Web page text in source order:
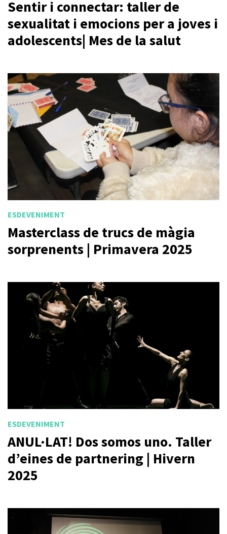
Sentir i connectar: taller de
sexualitat i emocions per a joves i
adolescents| Mes de la salut
ESDEVENIMENT
Masterclass de trucs de màgia
sorprenents | Primavera 2025
ESDEVENIMENT
ANUL·LAT! Dos somos uno. Taller
d’eines de partnering | Hivern
2025